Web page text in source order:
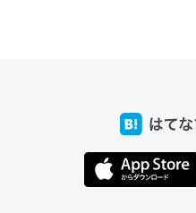
たいなのでネット環境作っ
回線代ほとんどかからない
https://